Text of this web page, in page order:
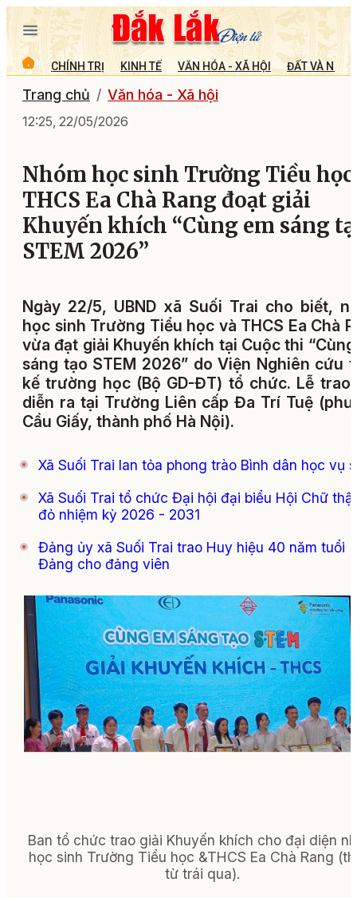
CHÍNH TRỊ KINH TẾ VĂN HÓA - XÃ HỘI ĐẤT VÀ
Trang chủ Văn hóa - Xã hội
12:25, 22/05/2026
Nhóm học sinh Trường Tiều học
THCS Ea Chà Rang đoạt giải
Khuyến khích “Cùng em sáng
STEM 2026”
Ngày 22/5, UBND xã Suối Trai cho biết,
học sinh Trường Tiểu học và THCS Ea Chà
vừa đạt giải Khuyến khích tại Cuộc thi
sáng tạo STEM 2026” do Viện Nghiên cứu
kế trường học (Bộ GD-ĐT) tổ chức. Lễ trao
diễn ra tại Trường Liên cấp Đa Trí Tuệ
Cầu Giấy, thành phố Hà Nội).
Xã Suối Trai lan tỏa phong trào Bình dân học vụ
Xã Suối Trai tổ chức Đại hội đại biểu Hội Chữ
đỏ nhiệm kỳ 2026 - 2031
Đảng ủy xã Suối Trai trao Huy hiệu 40 năm tuổi
Đảng cho đảng viên
Ban tổ chức trao giải Khuyến khích cho đại diện
học sinh Trường Tiểu học &THCS Ea Chà Rang
từ trái qua).